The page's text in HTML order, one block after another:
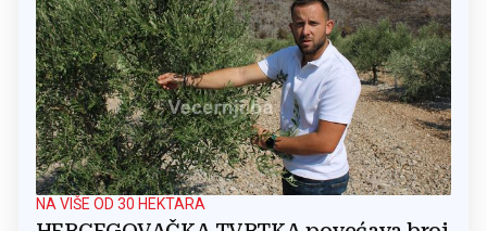
NA VIŠE OD 30 HEKTARA